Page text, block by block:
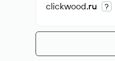
clickwood.ru ?